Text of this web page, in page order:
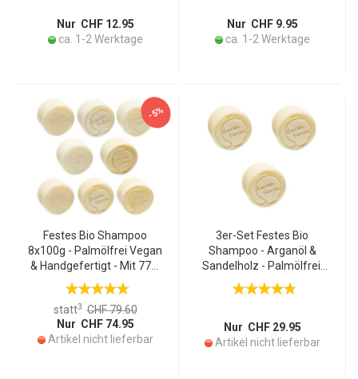
Nur CHF 12.95
ca. 1-2 Werktage
Nur CHF 9.95
ca. 1-2 Werktage
-5%
Festes Bio Shampoo
8x100g - Palmölfrei Vegan
& Handgefertigt - Mit 77%
kaltgepressten Bio-Ölen &
Arganöl - 8 Duftnoten
statt3 CHF 79.60
Nur CHF 74.95
Artikel nicht lieferbar
3er-Set Festes Bio
Shampoo - Arganöl &
Sandelholz - Palmölfrei,
Vegan, Handgefertigt, 60g
je - Pflegeshampoo mit
Nur CHF 29.95
Artikel nicht lieferbar